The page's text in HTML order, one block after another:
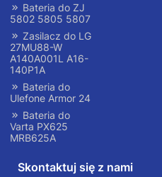
Bateria do ZJ
5802 5805 5807
Zasilacz do LG
27MU88-W
A140A001L A16-
140P1A
Bateria do
Ulefone Armor 24
Bateria do
Varta PX625
MRB625A
Skontaktuj się z nami